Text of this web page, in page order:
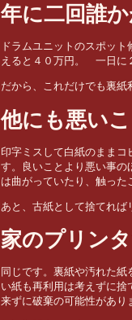
年に二回誰
ドラムユニットのスポッ
えると４０万円。 一日に
だから、これだけでも裏紙
他にも悪いこ
印字ミスして白紙のままコ
す。良いことより悪い事の
は曲がっていたり、触った
あと、古紙として捨てれば
家のプリン
同じです。裏紙や汚れた
い紙も再利用は考えずに
来ずに破棄の可能性があり